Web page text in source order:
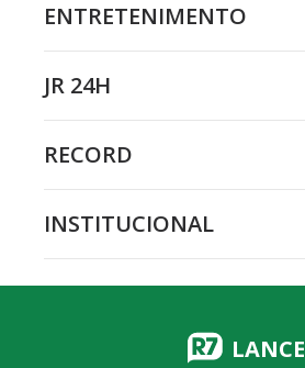
ENTRETENIMENTO
JR 24H
RECORD
INSTITUCIONAL
LANCE